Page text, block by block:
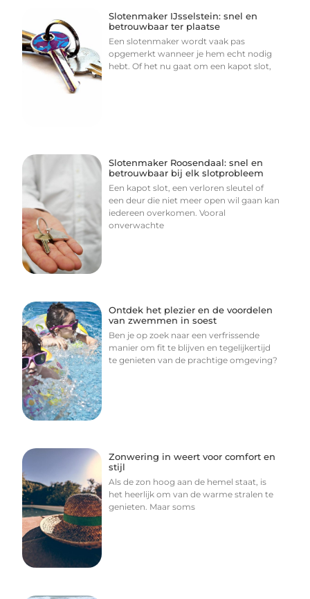
Slotenmaker IJsselstein: snel en
betrouwbaar ter plaatse
Een slotenmaker wordt vaak pas
opgemerkt wanneer je hem echt nodig
hebt. Of het nu gaat om een kapot slot,
Slotenmaker Roosendaal: snel en
betrouwbaar bij elk slotprobleem
Een kapot slot, een verloren sleutel of
een deur die niet meer open wil gaan kan
iedereen overkomen. Vooral
onverwachte
Ontdek het plezier en de voordelen
van zwemmen in soest
Ben je op zoek naar een verfrissende
manier om fit te blijven en tegelijkertijd
te genieten van de prachtige omgeving?
Zonwering in weert voor comfort en
stijl
Als de zon hoog aan de hemel staat, is
het heerlijk om van de warme stralen te
genieten. Maar soms